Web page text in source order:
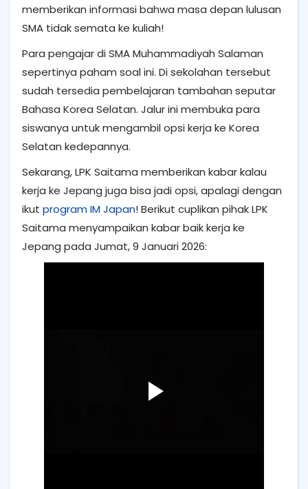
memberikan informasi bahwa masa depan lulusan
SMA tidak semata ke kuliah!
Para pengajar di SMA Muhammadiyah Salaman
sepertinya paham soal ini. Di sekolahan tersebut
sudah tersedia pembelajaran tambahan seputar
Bahasa Korea Selatan. Jalur ini membuka para
siswanya untuk mengambil opsi kerja ke Korea
Selatan kedepannya.
Sekarang, LPK Saitama memberikan kabar kalau
kerja ke Jepang juga bisa jadi opsi, apalagi dengan
ikut program IM Japan! Berikut cuplikan pihak LPK
Saitama menyampaikan kabar baik kerja ke
Jepang pada Jumat, 9 Januari 2026: